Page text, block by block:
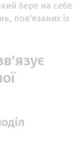
бере на себе
пов'язаних із